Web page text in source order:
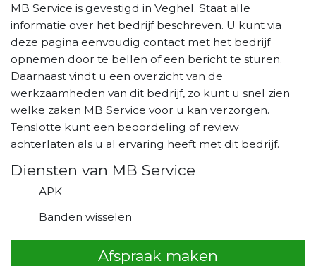
MB Service is gevestigd in Veghel. Staat alle
informatie over het bedrijf beschreven. U kunt via
deze pagina eenvoudig contact met het bedrijf
opnemen door te bellen of een bericht te sturen.
Daarnaast vindt u een overzicht van de
werkzaamheden van dit bedrijf, zo kunt u snel zien
welke zaken MB Service voor u kan verzorgen.
Tenslotte kunt een beoordeling of review
achterlaten als u al ervaring heeft met dit bedrijf.
Diensten van MB Service
APK
Banden wisselen
Afspraak maken